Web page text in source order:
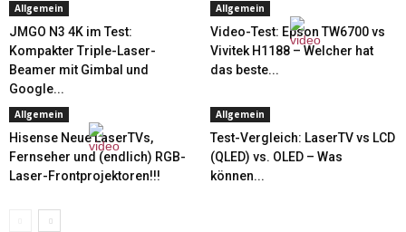
Allgemein
JMGO N3 4K im Test:
Kompakter Triple-Laser-
Beamer mit Gimbal und
Google...
Allgemein
Video-Test: Epson TW6700 vs
Vivitek H1188 – Welcher hat
das beste...
Allgemein
Hisense Neue LaserTVs,
Fernseher und (endlich) RGB-
Laser-Frontprojektoren!!!
Allgemein
Test-Vergleich: LaserTV vs LCD
(QLED) vs. OLED – Was
können...